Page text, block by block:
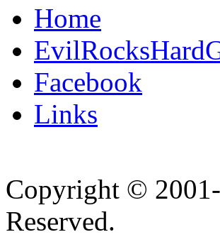
Home
Facebook
Links
Copyright ©
Reserved.